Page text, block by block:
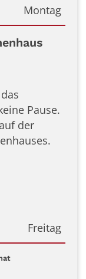
Montag
Pause.
der
Freitag
: